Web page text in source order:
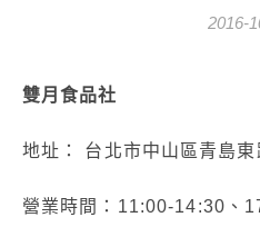
2016-
雙月食品社
地址： 台北市中山區青島
營業時間：11:00-14:30、